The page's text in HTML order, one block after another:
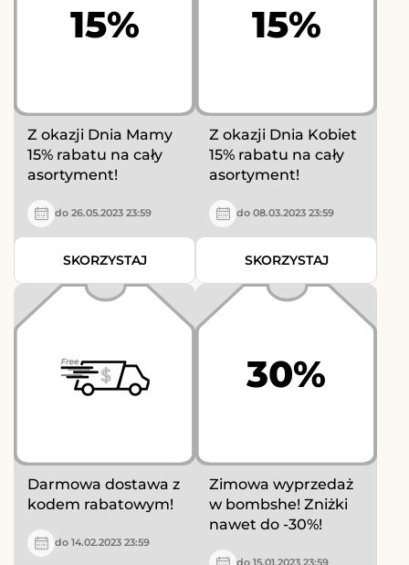
15%
Z okazji Dnia Mamy
15% rabatu na cały
asortyment!
do 26.05.2023 23:59
SKORZYSTAJ
15%
Z okazji Dnia Kobiet
15% rabatu na cały
asortyment!
do 08.03.2023 23:59
SKORZYSTAJ
Darmowa dostawa z
kodem rabatowym!
do 14.02.2023 23:59
30%
Zimowa wyprzedaż
w bombshe! Zniżki
nawet do -30%!
do 15.01.2023 23:59